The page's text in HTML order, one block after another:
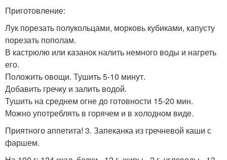
Приготовление:
Лук порезать полукольцами, морковь кубиками, капусту
порезать пополам.
В кастрюлю или казанок налить немного воды и нагреть
его.
Положить овощи. Тушить 5-10 минут.
Добавить гречку и залить водой.
Тушить на среднем огне до готовности 15-20 мин.
Можно употреблять в горячем и в холодном виде.
Приятного аппетита! 3. Запеканка из гречневой каши с
фаршем.